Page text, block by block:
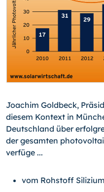
Joachim Goldbeck,
diesem Kontext in
Deutschland über
der gesamten
verfüge ...
vom Rohstoff Silizium